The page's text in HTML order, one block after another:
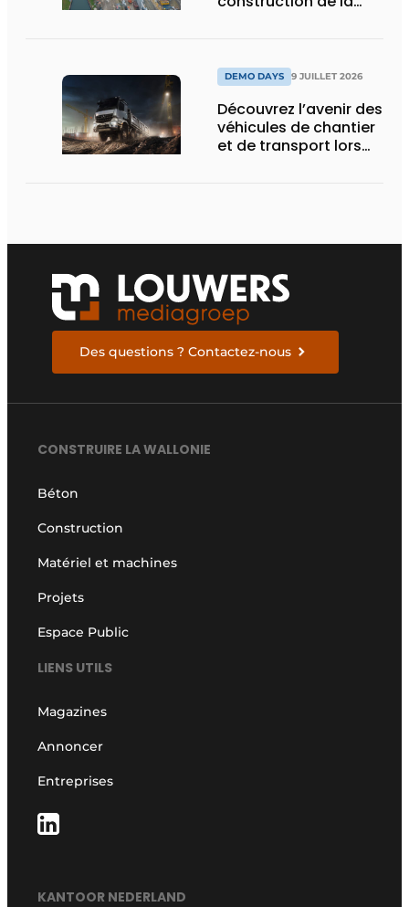
DEMO DAYS 9 JUILLET 2026
Découvrez l’avenir des
véhicules de chantier
et de transport lors
Des questions ? Contactez-nous
CONSTRUIRE LA WALLONIE
Béton
Construction
Matériel et machines
Projets
Espace Public
LIENS UTILS
Magazines
Annoncer
Entreprises
KANTOOR NEDERLAND